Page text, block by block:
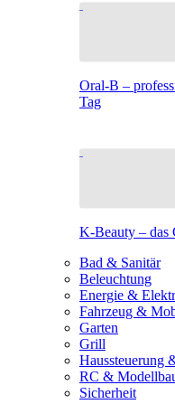
Oral-B –
Tag
K-Beauty – das
Bad & Sanitär
Beleuchtung
Energie &
Fahrzeug &
Garten
Grill
Haussteuerung
RC &
Sicherheit